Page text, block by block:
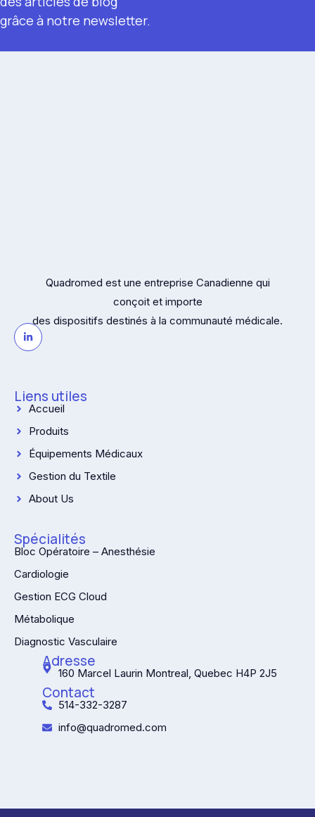
grâce à notre newsletter.
Quadromed est une entreprise Canadienne qui
conçoit et importe
des dispositifs destinés à la communauté médicale.
Liens utiles
Accueil
Produits
Équipements Médicaux
Gestion du Textile
About Us
Spécialités
Bloc Opératoire – Anesthésie
Cardiologie
Gestion ECG Cloud
Métabolique
Diagnostic Vasculaire
Adresse
160 Marcel Laurin Montreal, Quebec H4P 2J5
Contact
514-332-3287
info@quadromed.com